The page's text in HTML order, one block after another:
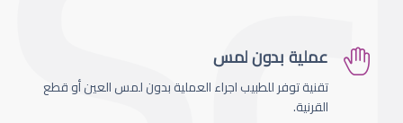
عملية بدون لمس
تقنية توفر للطبيب اجراء العملية بدون لمس العين أو قطع
القرنية.